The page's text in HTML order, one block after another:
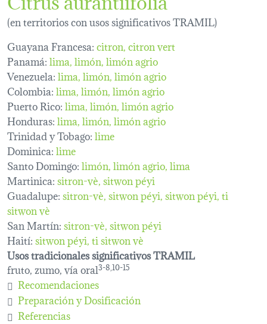
(en territorios con usos significativos TRAMIL)
Guayana Francesa:citron citron vert
Panamá:lima limón limón agrio
Venezuela:lima limón limón agrio
Colombia:lima limón limón agrio
Puerto Rico:lima limón limón agrio
Honduras:lima limón limón agrio
Trinidad y Tobago:lime
Dominica:lime
Santo Domingo:limón, limón agrio, lima
Martinica:sitron-vè sitwon péyi
Guadalupe:sitron-vè sitwon péyi sitwon péyi ti
sitwon vè
San Martín:sitron-vè sitwon péyi
Haití:sitwon péyi ti sitwon vè
Usos tradicionales significativos TRAMIL
fruto, zumo, vía oral3-8,10-15
Recomendaciones
Preparación y Dosificación
Referencias